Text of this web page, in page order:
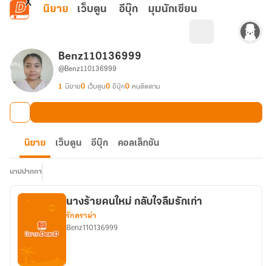
ข้ามไปยังเนื้อหาหลัก
นิยาย เว็บตูน อีบุ๊ก มุมนักเขียน
Benz110136999
@Benz110136999
1 นิยาย0 เว็บตูน0 อีบุ๊ก0 คนติดตาม
นิยาย เว็บตูน อีบุ๊ก คอลเล็กชัน
นามปากกา
นางร้ายคนใหม่ กลับใจลืมรักเก่า
รักดราม่า
Benz110136999